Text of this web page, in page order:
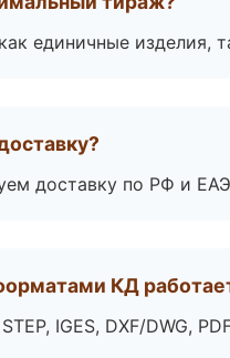
единичные изделия,
доставку по РФ и
КД
IGES, DXF/DWG,